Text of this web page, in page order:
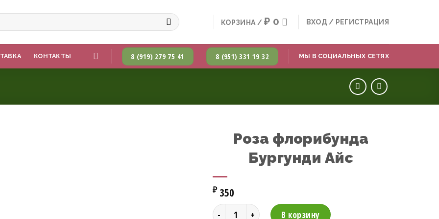
КОРЗИНА / ₽ 0 ВХОД / РЕГИСТРАЦИЯ
КОНТАКТЫ 8 (919) 279 75 41 8 (951) 331 19 32 МЫ В СОЦИАЛЬНЫХ СЕТЯХ
Роза флорибунда
Бургунди Айс
₽350
Количество товара Роза флорибунда Бургунди Айс
В корзину